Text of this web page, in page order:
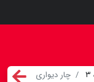
چار دیواری